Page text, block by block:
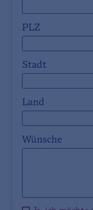
PLZ
Stadt
Land
Wünsche